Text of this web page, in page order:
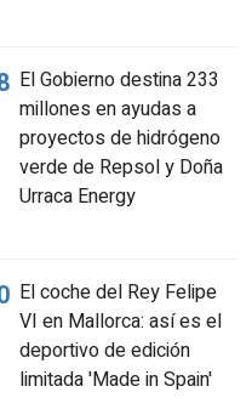
El Gobierno destina 233
millones en ayudas a
proyectos de hidrógeno
verde de Repsol y Doña
Urraca Energy
El coche del Rey Felipe
VI en Mallorca: así es el
deportivo de edición
limitada 'Made in Spain'